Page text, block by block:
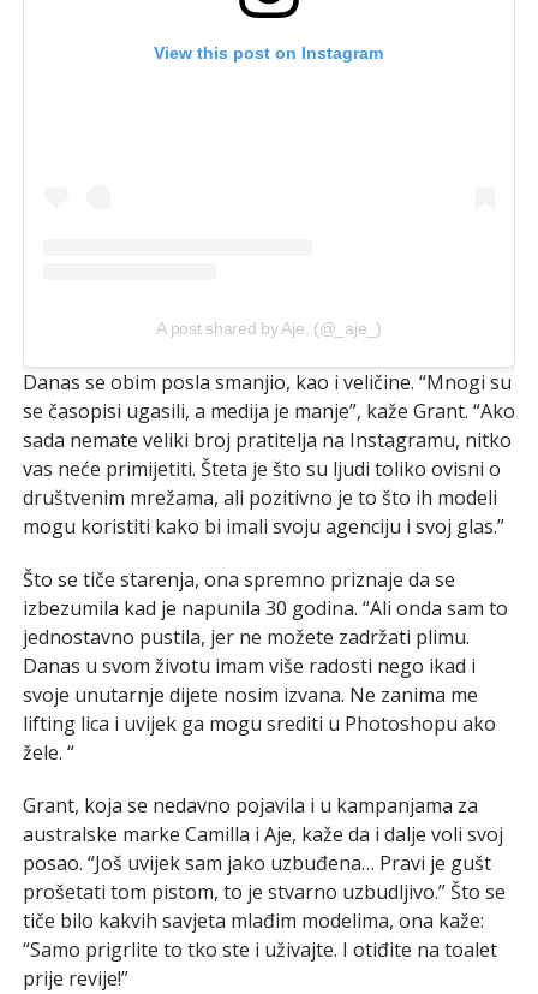
View this post on Instagram
A post shared by Aje. (@_aje_)
Danas se obim posla smanjio, kao i veličine. “Mnogi su
se časopisi ugasili, a medija je manje”, kaže Grant. “Ako
sada nemate veliki broj pratitelja na Instagramu, nitko
vas neće primijetiti. Šteta je što su ljudi toliko ovisni o
društvenim mrežama, ali pozitivno je to što ih modeli
mogu koristiti kako bi imali svoju agenciju i svoj glas.”
Što se tiče starenja, ona spremno priznaje da se
izbezumila kad je napunila 30 godina. “Ali onda sam to
jednostavno pustila, jer ne možete zadržati plimu.
Danas u svom životu imam više radosti nego ikad i
svoje unutarnje dijete nosim izvana. Ne zanima me
lifting lica i uvijek ga mogu srediti u Photoshopu ako
žele. “
Grant, koja se nedavno pojavila i u kampanjama za
australske marke Camilla i Aje, kaže da i dalje voli svoj
posao. “Još uvijek sam jako uzbuđena… Pravi je gušt
prošetati tom pistom, to je stvarno uzbudljivo.” Što se
tiče bilo kakvih savjeta mlađim modelima, ona kaže:
“Samo prigrlite to tko ste i uživajte. I otiđite na toalet
prije revije!”